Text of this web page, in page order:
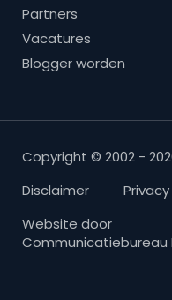
Partners
Vacatures
Blogger worden
Copyright © 2002 -
Disclaimer
Website door
Communicatiebureau